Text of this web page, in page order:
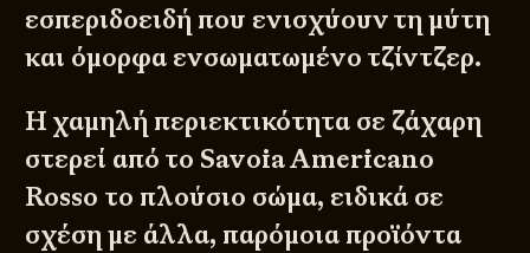
εσπεριδοειδή που ενισχύουν τη μύτη
και όμορφα ενσωματωμένο τζίντζερ.
Η χαμηλή περιεκτικότητα σε ζάχαρη
στερεί από το Savoia Americano
Rosso το πλούσιο σώμα, ειδικά σε
σχέση με άλλα, παρόμοια προϊόντα